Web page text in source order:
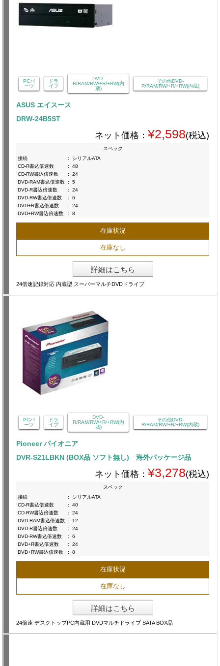
PCパ
ーツ
ドラ
イブ
DVD-
R/RAM/RW/+R/+RW(内
蔵)
その他DVD-
R/RAM/RW/+R/+RW(内蔵)
ASUS エイスース
DRW-24B5ST
ネット価格： ¥2,598(税込)
スペック
接続
:
シリアルATA
CD-R書込倍速数
:
48
CD-RW書込倍速数
:
24
DVD-RAM書込倍速数 :
5
DVD-R書込倍速数
:
24
DVD-RW書込倍速数
:
6
DVD+R書込倍速数
:
24
DVD+RW書込倍速数
: 8
在庫状況
在庫なし
詳細はこちら
24倍速記録対応 内蔵型 スーパーマルチDVDドライブ
PCパ
ーツ
ドラ
イブ
DVD-
R/RAM/RW/+R/+RW(内
蔵)
その他DVD-
R/RAM/RW/+R/+RW(内蔵)
Pioneer パイオニア
DVR-S21LBKN (BOX品 ソフト無し) 海外パッケージ品
ネット価格： ¥3,278(税込)
スペック
接続
:
シリアルATA
CD-R書込倍速数
:
40
CD-RW書込倍速数
:
24
DVD-RAM書込倍速数 :
12
DVD-R書込倍速数
:
24
DVD-RW書込倍速数
:
6
DVD+R書込倍速数
:
24
DVD+RW書込倍速数
: 8
在庫状況
在庫なし
詳細はこちら
24倍速 デスクトップPC内蔵用 DVDマルチドライブ SATA BOX品